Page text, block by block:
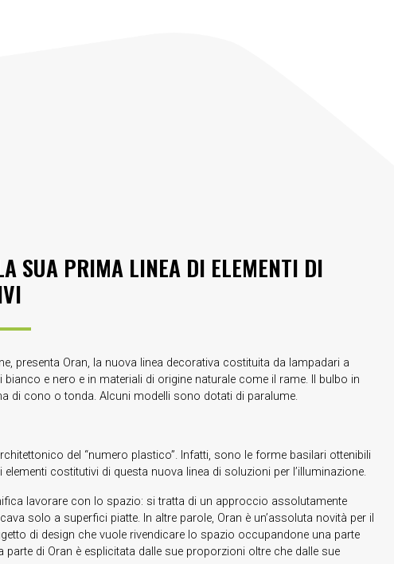
SUA PRIMA LINEA DI ELEMENTI DI
presenta Oran, la nuova linea decorativa costituita da lampadari a
e nero e in materiali di origine naturale come il rame. Il bulbo in
di cono o tonda. Alcuni modelli sono dotati di paralume.
del “numero plastico”. Infatti, sono le forme basilari ottenibili
costitutivi di questa nuova linea di soluzioni per l’illuminazione.
lavorare con lo spazio: si tratta di un approccio assolutamente
solo a superfici piatte. In altre parole, Oran è un’assoluta novità per il
di design che vuole rivendicare lo spazio occupandone una parte
parte di Oran è esplicitata dalle sue proporzioni oltre che dalle sue